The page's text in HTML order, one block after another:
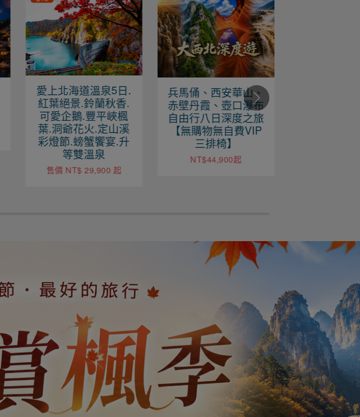
兵馬俑、西安華山、
赤壁丹霞、壺口瀑布
自由行八日深度之旅
【無購物無自費VIP
三排椅】
NT$44,900起
金賞桂林自由行8
日、灕江陽朔梯田深
度之旅加碼贈雙秀
【無購物無自費VIP
三排椅】
NT$33,900起